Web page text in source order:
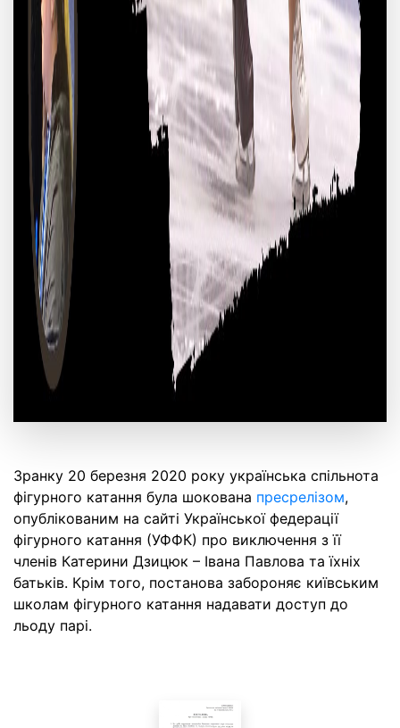
Зранку 20 березня 2020 року українська спільнота
фігурного катання була шокована пресрелізом,
опублікованим на сайті Української федерації
фігурного катання (УФФК) про виключення з її
членів Катерини Дзицюк – Івана Павлова та їхніх
батьків. Крім того, постанова забороняє київським
школам фігурного катання надавати доступ до
льоду парі.